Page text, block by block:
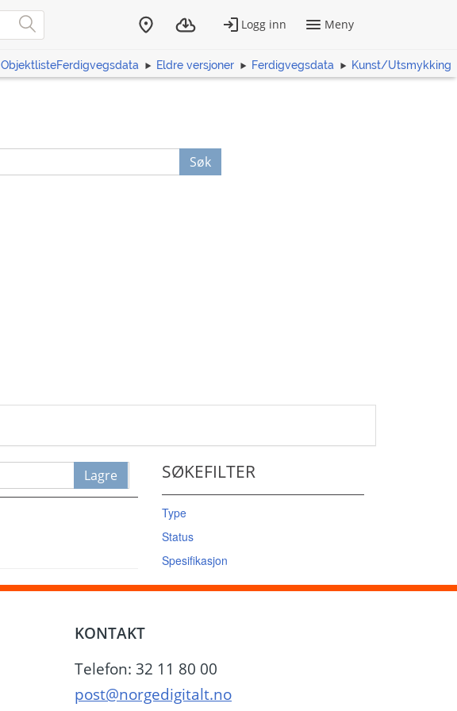
ObjektlisteFerdigvegsdata Eldre versjoner Ferdigvegsdata Kunst/Utsmykking
Søk
Lagre SØKEFILTER
Type
Status
Spesifikasjon